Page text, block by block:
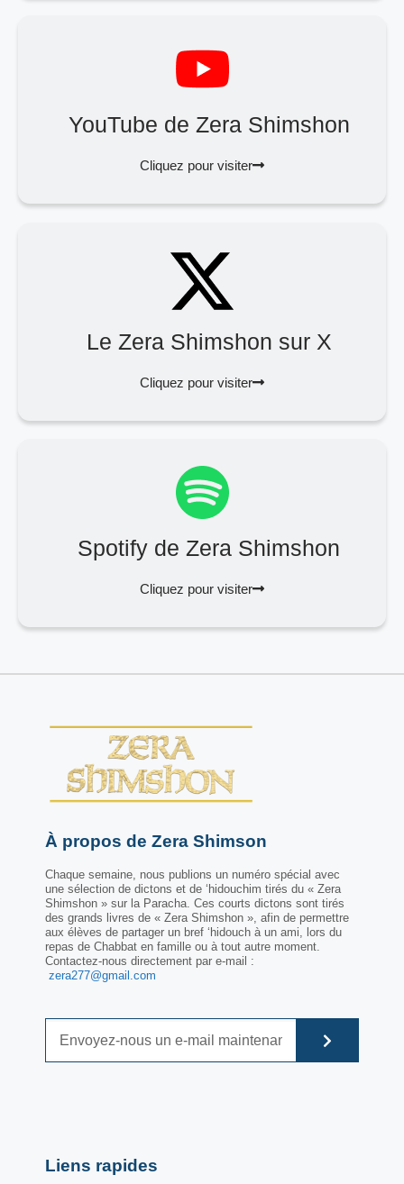
YouTube de Zera Shimshon
Cliquez pour visiter
Le Zera Shimshon sur X
Cliquez pour visiter
Spotify de Zera Shimshon
Cliquez pour visiter
À propos de Zera Shimson
Chaque semaine, nous publions un numéro spécial avec
une sélection de dictons et de ‘hidouchim tirés du « Zera
Shimshon » sur la Paracha. Ces courts dictons sont tirés
des grands livres de « Zera Shimshon », afin de permettre
aux élèves de partager un bref ‘hidouch à un ami, lors du
repas de Chabbat en famille ou à tout autre moment.
Contactez-nous directement par e-mail :
zera277@gmail.com
Liens rapides